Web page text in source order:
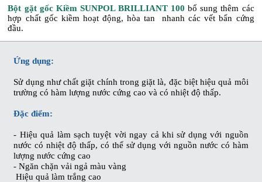
Bột gặt gốc Kiềm SUNPOL BRILLIANT 100 bổ sung thêm các
hợp chất gốc kiềm hoạt động, hòa tan nhanh các vết bẩn cứng
đầu.
Ứng dụng:
Sử dụng như chất giặt chính trong giặt là, đặc biệt hiệu quả môi
trường có hàm lượng nước cứng cao và có nhiệt độ thấp.
Đặc điểm:
- Hiệu quả làm sạch tuyệt vời ngay cả khi sử dụng với nguồn
nước có nhiệt độ thấp, có thể sử dụng với nguồn nước có hàm
lượng nước cứng cao
- Ngăn chặn vải ngả màu vàng
Hiệu quả làm trắng cao